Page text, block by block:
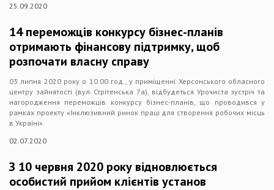
25.09.2020
14 переможців конкурсу бізнес-планів
отримають фінансову підтримку, щоб
розпочати власну справу
03 липня 2020 року о 10.00 год., у приміщенні Херсонського обласного
центру зайнятості (вул. Стрітенська 7а), відбудеться Урочиста зустріч та
нагородження переможців конкурсу бізнес-планів, що проводився у
рамках проекту «Інклюзивний ринок праці для створення робочих місць
в Україні».
02.07.2020
З 10 червня 2020 року відновлюється
особистий прийом клієнтів установ